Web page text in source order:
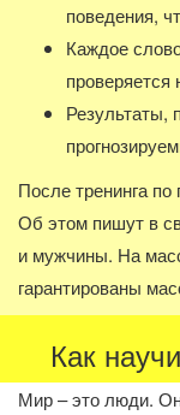
поведения,
Каждое
проверяется
Результаты,
После тренинга
Об этом пишут в
и мужчины. На
гарантированы
Как
Мир – это люди.